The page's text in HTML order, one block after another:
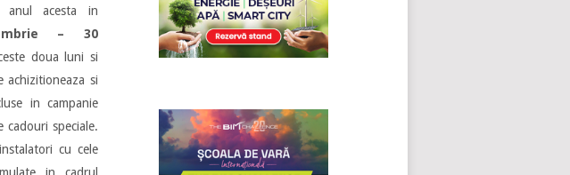
anul acesta in
– 30
doua luni si
achizitioneaza si
in campanie
speciale.
cu cele